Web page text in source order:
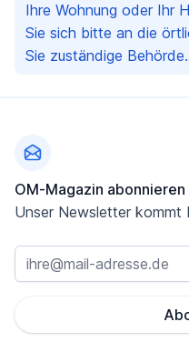
Ihre Wohnung oder Ihr
Sie sich bitte an die
Sie zuständige Behörde.
OM-Magazin abonnieren
Unser Newsletter kommt